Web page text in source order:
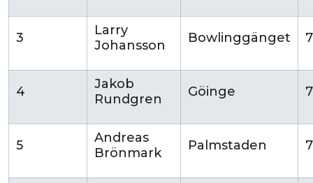
3
Larry
Johansson
Bowlinggänget
4
Jakob
Rundgren
Göinge
5
Andreas
Brönmark
Palmstaden